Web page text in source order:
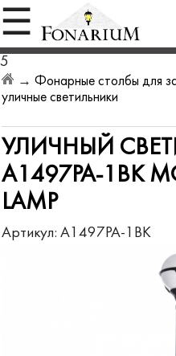
☰
5
→Фонарные столбы для
уличные светильники
УЛИЧНЫЙ
A1497PA-1BK
LAMP
Артикул:A1497PA-1BK